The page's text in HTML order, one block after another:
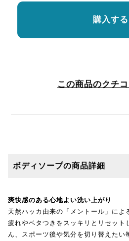
購入する
この商品のクチ
ボディソープの商品詳細
爽快感のある心地よい洗い上がり
天然ハッカ由来の「メントール」によ
疲れやベタつきをスッキリとリセット
ん、スポーツ後や気分を切り替えた